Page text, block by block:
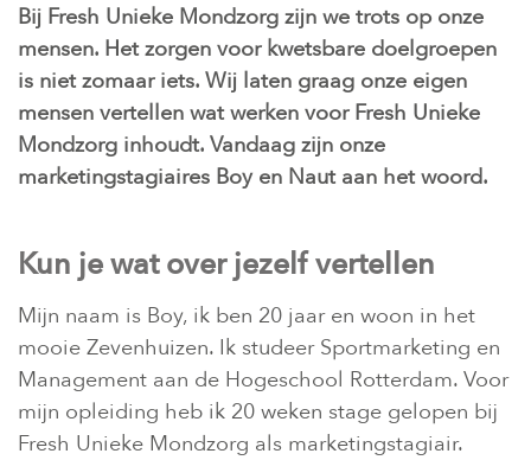
Bij Fresh Unieke Mondzorg zijn we trots op onze
mensen. Het zorgen voor kwetsbare doelgroepen
is niet zomaar iets. Wij laten graag onze eigen
mensen vertellen wat werken voor Fresh Unieke
Mondzorg inhoudt. Vandaag zijn onze
marketingstagiaires Boy en Naut aan het woord.
Kun je wat over jezelf vertellen
Mijn naam is Boy, ik ben 20 jaar en woon in het
mooie Zevenhuizen. Ik studeer Sportmarketing en
Management aan de Hogeschool Rotterdam. Voor
mijn opleiding heb ik 20 weken stage gelopen bij
Fresh Unieke Mondzorg als marketingstagiair.